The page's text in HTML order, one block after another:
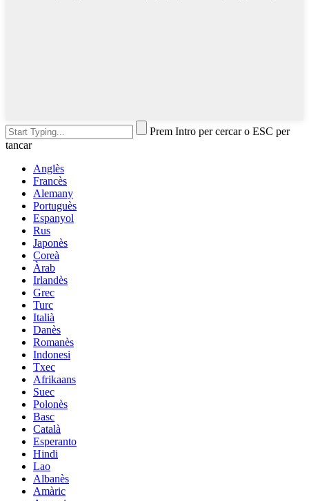
Prem Intro per cercar o ESC per
tancar
Anglès
Francès
Alemany
Portuguès
Espanyol
Rus
Japonès
Coreà
Àrab
Irlandès
Grec
Turc
Italià
Danès
Romanès
Indonesi
Txec
Afrikaans
Suec
Polonès
Basc
Català
Esperanto
Hindi
Lao
Albanès
Amàric